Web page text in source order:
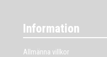
Information
Allmänna villkor